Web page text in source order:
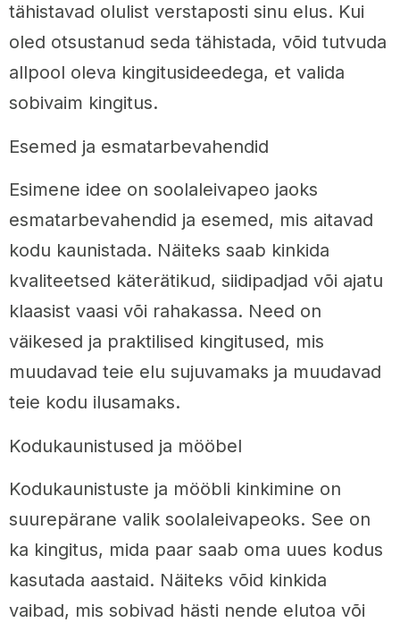
tähistavad olulist verstaposti sinu elus. Kui
oled otsustanud seda tähistada, võid tutvuda
allpool oleva kingitusideedega, et valida
sobivaim kingitus.
Esemed ja esmatarbevahendid
Esimene idee on soolaleivapeo jaoks
esmatarbevahendid ja esemed, mis aitavad
kodu kaunistada. Näiteks saab kinkida
kvaliteetsed käterätikud, siidipadjad või ajatu
klaasist vaasi või rahakassa. Need on
väikesed ja praktilised kingitused, mis
muudavad teie elu sujuvamaks ja muudavad
teie kodu ilusamaks.
Kodukaunistused ja mööbel
Kodukaunistuste ja mööbli kinkimine on
suurepärane valik soolaleivapeoks. See on
ka kingitus, mida paar saab oma uues kodus
kasutada aastaid. Näiteks võid kinkida
vaibad, mis sobivad hästi nende elutoa või